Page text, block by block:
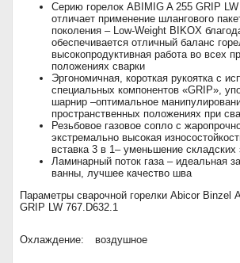
Серию горелок ABIMIG A 255 GRIP
отличает применение шлангового
поколения – Low-Weight BIKOX
обеспечивается отличный баланс
высокопродуктивная работа во всех
положениях сварки
Эргономичная, короткая рукоятка с
специальных компонентов «GRIP»,
шарнир –оптимальное
пространственных положениях при
Резьбовое газовое сопло с
экстремально высокая
вставка 3 в 1– уменьшение складских
Ламинарный поток газа – идеальная
ванны, лучшее качество шва
Параметры сварочной горелки Abicor Binzel
GRIP LW 767.D632.1
Охлаждение: воздушное